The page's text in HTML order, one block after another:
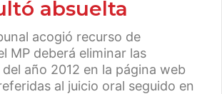
absuelta
acogió recurso de
MP deberá eliminar las
año 2012 en la página web
al juicio oral seguido en